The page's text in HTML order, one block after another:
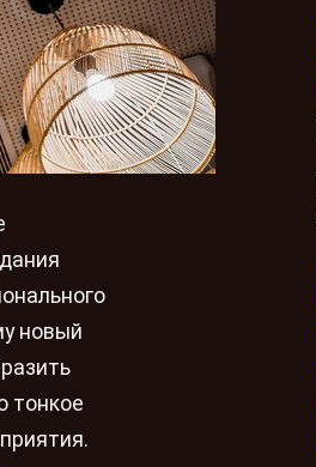
новый
тонкое